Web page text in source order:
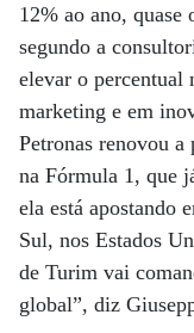
12% ao ano, quase
segundo a
elevar o percentual
marketing e em
Petronas renovou a
na Fórmula 1, que
ela está apostando
Sul, nos Estados
de Turim vai
global”, diz